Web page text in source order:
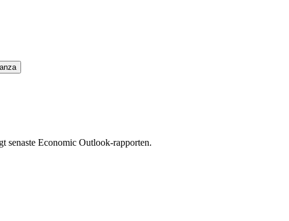
senaste Economic Outlook-rapporten.